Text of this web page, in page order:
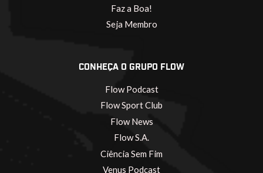
Faz a Boa!
Seja Membro
CONHEÇA O GRUPO FLOW
Flow Podcast
Flow Sport Club
Flow News
Flow S.A.
Ciência Sem Fim
Venus Podcast